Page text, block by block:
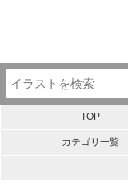
TOP
カテゴリ一覧